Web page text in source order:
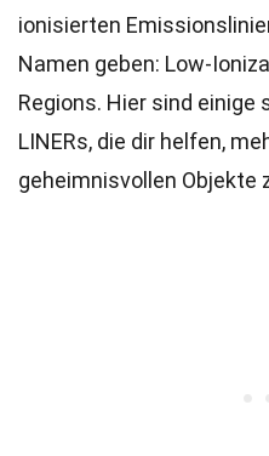
ionisierten
Namen geben: Low-
Regions. Hier sind einige
LINERs, die dir helfen,
geheimnisvollen Objekte